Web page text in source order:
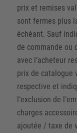
prix et remises
sont fermes plus
échéant. Sauf
de commande ou
avec l‘acheteur
prix de catalogue
respective et
l‘exclusion de
charges
ajoutée / taxe de